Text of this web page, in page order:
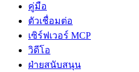
คู่มือ
ตัวเชื่อมต่อ
เซิร์ฟเวอร์ MCP
วิดีโอ
ฝ่ายสนับสนุน